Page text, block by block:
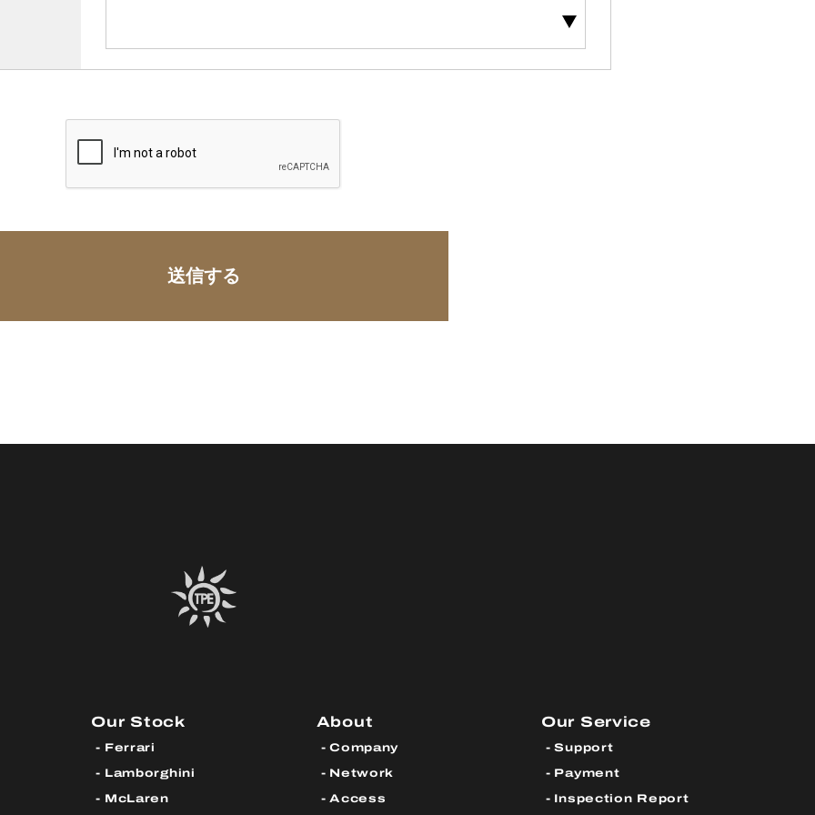
Our Stock
Ferrari
Lamborghini
McLaren
About
Company
Network
Access
Our Service
Support
Payment
Inspection Report